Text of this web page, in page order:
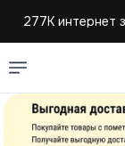
277К интернет
Создаем и